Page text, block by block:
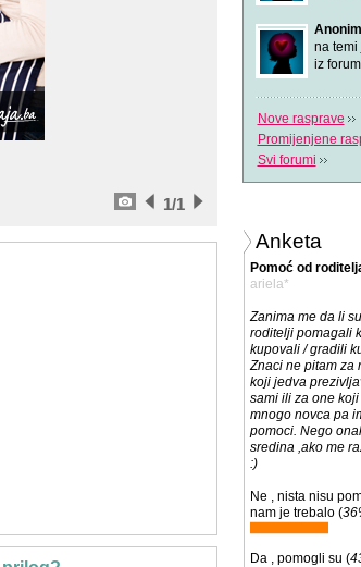
/1
1
na temi
iz
Nove rasprave
Promijenjene
Svi forumi
Anketa
Pomoć od
ariela*
Zanima me da li
roditelji pomagali
kupovali / gradili
Znaci ne pitam za
koji jedva
sami ili za one
mnogo novca pa
pomoci. Nego
sredina ,ako me
:)
Ne , nista nisu
nam je trebalo (
Da , pomogli su (